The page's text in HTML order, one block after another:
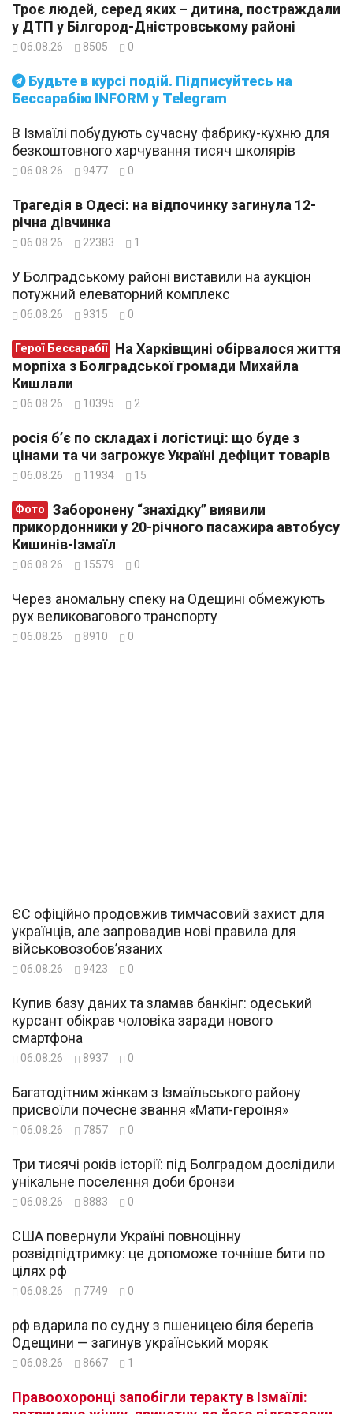
Будьте в курсі подій. Підписуйтесь на
Бессарабію INFORM у Telegram
Троє людей, серед яких – дитина, постраждали
у ДТП у Білгород-Дністровському районі
06.08.26 8505 0
В Ізмаїлі побудують сучасну фабрику-кухню для
безкоштовного харчування тисяч школярів
06.08.26 9477 0
Трагедія в Одесі: на відпочинку загинула 12-
річна дівчинка
06.08.26 22383 1
У Болградському районі виставили на аукціон
потужний елеваторний комплекс
06.08.26 9315 0
Герої Бессарабії
морпіха з Болградської громади Михайла
Кишлали
06.08.26 10395 2
росія б’є по складах і логістиці: що буде з
цінами та чи загрожує Україні дефіцит товарів
06.08.26 11934 15
Фото
прикордонники у 20-річного пасажира автобусу
Кишинів-Ізмаїл
06.08.26 15579 0
Через аномальну спеку на Одещині обмежують
рух великовагового транспорту
06.08.26 8910 0
ЄС офіційно продовжив тимчасовий захист для
українців, але запровадив нові правила для
військовозобов’язаних
06.08.26 9423 0
Купив базу даних та зламав банкінг: одеський
курсант обікрав чоловіка заради нового
смартфона
06.08.26 8937 0
Багатодітним жінкам з Ізмаїльського району
присвоїли почесне звання «Мати-героїня»
06.08.26 7857 0
Три тисячі років історії: під Болградом дослідили
унікальне поселення доби бронзи
06.08.26 8883 0
США повернули Україні повноцінну
розвідпідтримку: це допоможе точніше бити по
цілях рф
06.08.26 7749 0
рф вдарила по судну з пшеницею біля берегів
Одещини — загинув український моряк
06.08.26 8667 1
Правоохоронці запобігли теракту в Ізмаїлі: